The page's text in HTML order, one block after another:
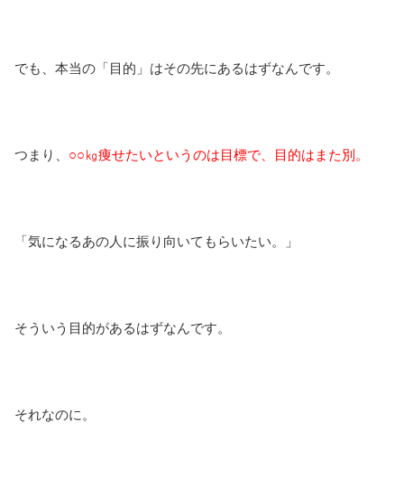
でも、本当の「目的」はその先にあるはずなんです。
つまり、 ○○㎏痩せたいというのは目標で、目的はまた別。
「気になるあの人に振り向いてもらいたい。」
そういう目的があるはずなんです。
それなのに。